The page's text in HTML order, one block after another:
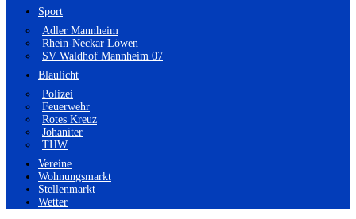
Sport
Adler Mannheim
Rhein-Neckar Löwen
SV Waldhof Mannheim 07
Blaulicht
Polizei
Feuerwehr
Rotes Kreuz
Johaniter
THW
Vereine
Wohnungsmarkt
Stellenmarkt
Wetter